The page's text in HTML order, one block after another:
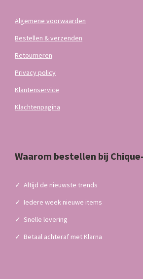
Algemene voorwaarden
Bestellen & verzenden
Retourneren
Privacy policy
Klantenservice
Klachtenpagina
Waarom bestellen bij
✓ Altijd de nieuwste trends
✓ Iedere week nieuwe items
✓ Snelle levering
✓ Betaal achteraf met Klarna